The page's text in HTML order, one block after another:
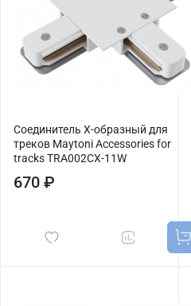
Соединитель X-образный для
треков Maytoni Accessories for
tracks TRA002CX-11W
670 ₽